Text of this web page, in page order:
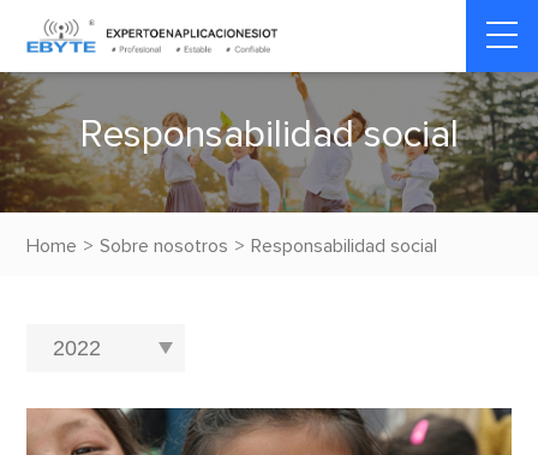
Responsabi idad social
Home > Sobre nosotros > Responsabilidad social